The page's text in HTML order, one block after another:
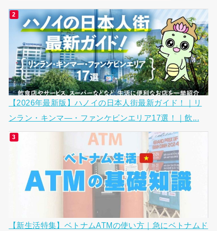
【2026年最新版】ハノイの日本人街最新ガイド！｜リ
ンラン・キンマ―・ファンケビンエリア17選！｜飲...
【新生活特集】ベトナムATMの使い方｜急にベトナムド